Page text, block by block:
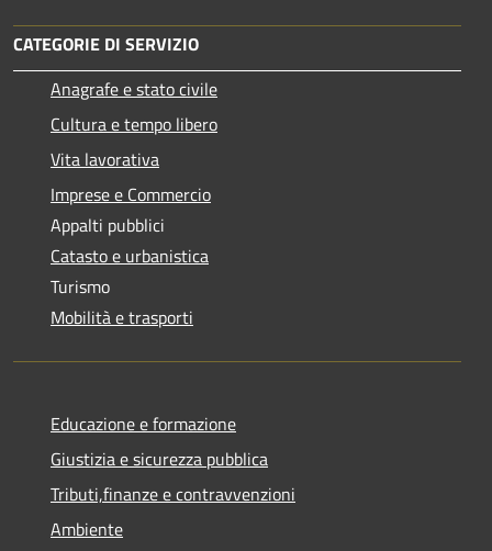
CATEGORIE DI SERVIZIO
Anagrafe e stato civile
Cultura e tempo libero
Vita lavorativa
Imprese e Commercio
Appalti pubblici
Catasto e urbanistica
Turismo
Mobilità e trasporti
Educazione e formazione
Giustizia e sicurezza pubblica
Tributi,finanze e contravvenzioni
Ambiente